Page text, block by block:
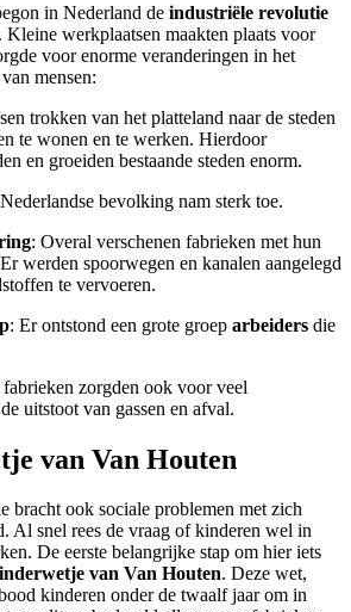
in Nederland de industriële revolutie
Kleine werkplaatsen maakten plaats voor
voor enorme veranderingen in het
mensen:
trokken van het platteland naar de steden
te wonen en te werken. Hierdoor
en groeiden bestaande steden enorm.
bevolking nam sterk toe.
: Overal verschenen fabrieken met hun
werden spoorwegen en kanalen aangelegd
te vervoeren.
: Er ontstond een grote groep arbeiders die
fabrieken zorgden ook voor veel
uitstoot van gassen en afval.
van Van Houten
bracht ook sociale problemen met zich
Al snel rees de vraag of kinderen wel in
De eerste belangrijke stap om hier iets
van Van Houten. Deze wet,
kinderen onder de twaalf jaar om in